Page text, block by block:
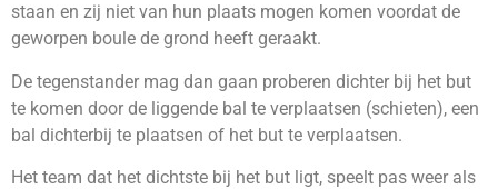
staan en zij niet van hun plaats mogen komen voordat de
geworpen boule de grond heeft geraakt.
De tegenstander mag dan gaan proberen dichter bij het but
te komen door de liggende bal te verplaatsen (schieten), een
bal dichterbij te plaatsen of het but te verplaatsen.
Het team dat het dichtste bij het but ligt, speelt pas weer als